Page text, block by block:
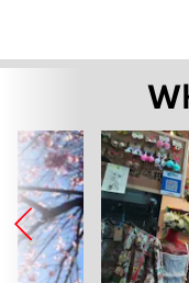
March
ส่งต่อรส
หอมกรุ่
March